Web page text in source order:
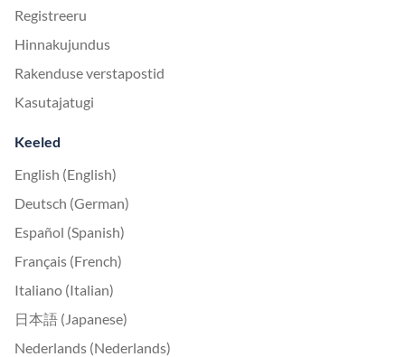
Registreeru
Hinnakujundus
Rakenduse verstapostid
Kasutajatugi
Keeled
English (English)
Deutsch (German)
Español (Spanish)
Français (French)
Italiano (Italian)
日本語 (Japanese)
Nederlands (Nederlands)